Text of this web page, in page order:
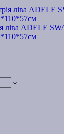
ліва ADELE